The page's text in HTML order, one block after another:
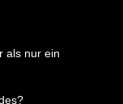
als nur ein